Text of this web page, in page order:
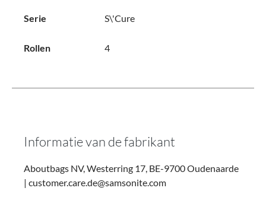
Serie S\'Cure
Rollen 4
Informatie van de fabrikant
Aboutbags NV, Westerring 17, BE-9700 Oudenaarde
| customer.care.de@samsonite.com